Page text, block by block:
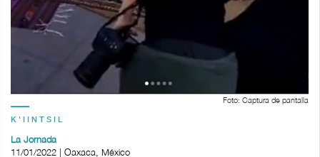
Foto: Captura de pantalla
K'IINTSIL
La Jornada
11/01/2022 | Oaxaca, México